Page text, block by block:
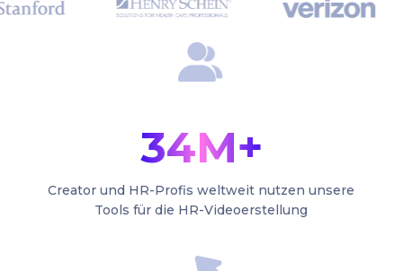
34M+
Creator und HR-Profis weltweit nutzen unsere
Tools für die HR-Videoerstellung